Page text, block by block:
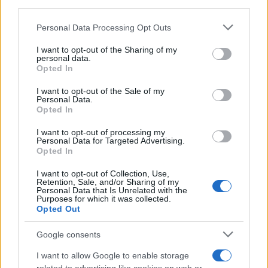
Please note that this website/app uses one or more Google
not limited to your visit or usage behaviour. You may click to
grant or deny consent to Google and its third-party tags to
use your data for below specified purposes in below Google
consent section.
Personal Data Processing Opt Outs
I want to opt-out of the Sharing of my
personal data.
Opted In
I want to opt-out of the Sale of my
Personal Data.
Opted In
I want to opt-out of processing my
Personal Data for Targeted Advertising.
Opted In
I want to opt-out of Collection, Use,
Retention, Sale, and/or Sharing of my
Personal Data that Is Unrelated with the
Purposes for which it was collected.
Opted Out
Google consents
I want to allow Google to enable storage